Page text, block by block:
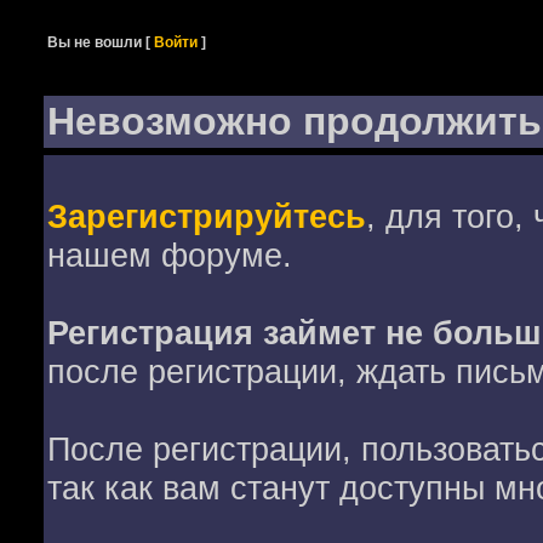
Вы не вошли [Войти ]
Невозможно продолжить
Зарегистрируйтесь, для того,
нашем форуме.
Регистрация займет не
после регистрации, ждать
После регистрации,
так как вам станут доступны